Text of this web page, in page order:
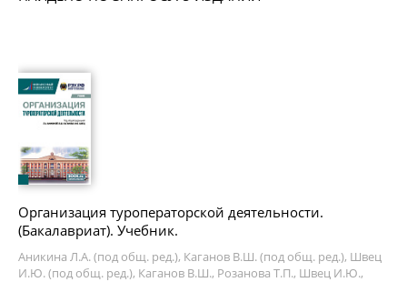
Организация туроператорской деятельности.
(Бакалавриат). Учебник.
Аникина Л.А. (под общ. ред.), Каганов В.Ш. (под общ. ред.), Швец
И.Ю. (под общ. ред.), Каганов В.Ш., Розанова Т.П., Швец И.Ю.,